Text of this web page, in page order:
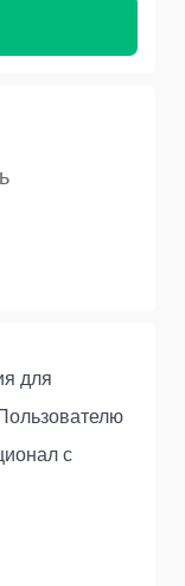
для
с